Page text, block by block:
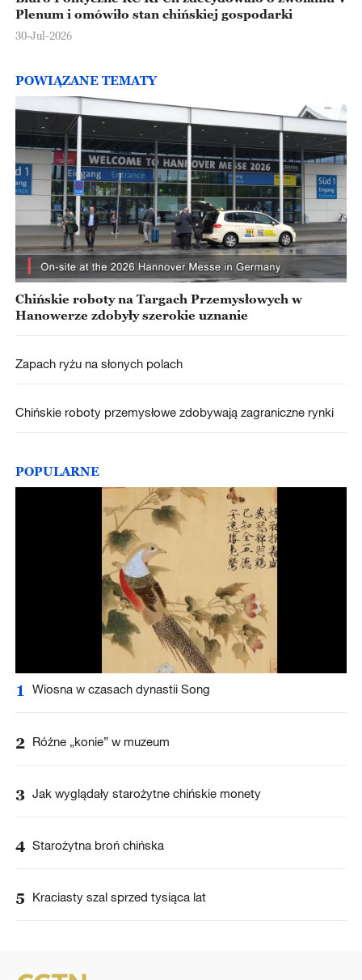
Plenum i omówiło stan chińskiej gospodarki
30-Jul-2026
POWIĄZANE TEMATY
Chińskie roboty na Targach Przemysłowych w
Hanowerze zdobyły szerokie uznanie
Zapach ryżu na słonych polach
Chińskie roboty przemysłowe zdobywają zagraniczne rynki
POPULARNE
1 Wiosna w czasach dynastii Song
2 Różne „konie” w muzeum
3 Jak wyglądały starożytne chińskie monety
4 Starożytna broń chińska
5 Kraciasty szal sprzed tysiąca lat